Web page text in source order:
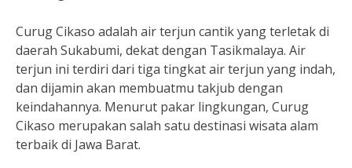
Curug Cikaso adalah air terjun cantik yang terletak di
daerah Sukabumi, dekat dengan Tasikmalaya. Air
terjun ini terdiri dari tiga tingkat air terjun yang indah,
dan dijamin akan membuatmu takjub dengan
keindahannya. Menurut pakar lingkungan, Curug
Cikaso merupakan salah satu destinasi wisata alam
terbaik di Jawa Barat.